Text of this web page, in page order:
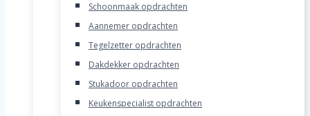
Schoonmaak opdrachten
Aannemer opdrachten
Tegelzetter opdrachten
Dakdekker opdrachten
Stukadoor opdrachten
Keukenspecialist opdrachten